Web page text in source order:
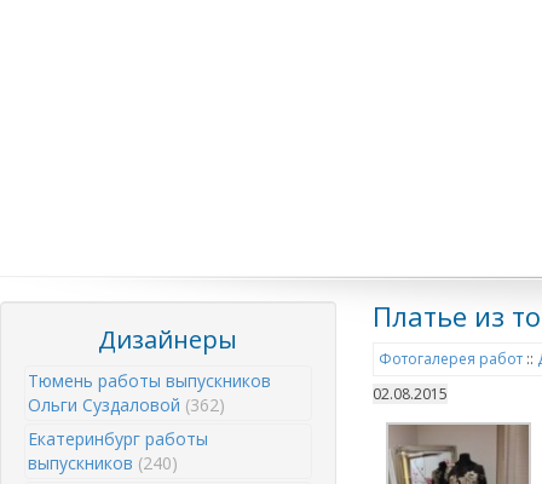
Дизайнеры
Тюмень работы выпускников
Ольги Суздаловой (362)
Екатеринбург работы
выпускников (240)
Платье из
Фотогалерея работ::
02.08.2015